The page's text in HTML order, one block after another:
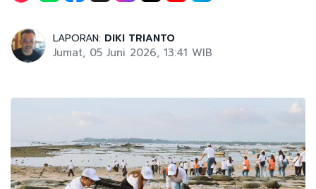
LAPORAN: DIKI TRIANTO
Jumat, 05 Juni 2026, 13:41 WIB